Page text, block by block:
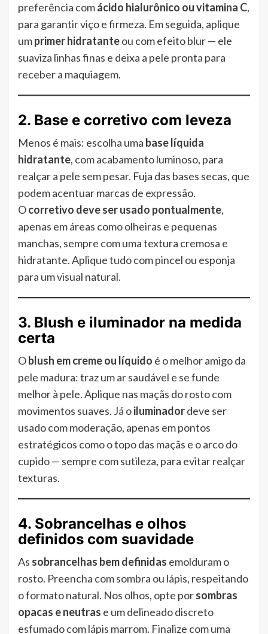
preferência comácido hialurônico ou vitamina C,
para garantir viço e firmeza. Em seguida, aplique
umprimer hidratanteou com efeito blur — ele
suaviza linhas finas e deixa a pele pronta para
receber a maquiagem.
2. Base e corretivo com leveza
Menos é mais: escolha uma base líquida
hidratante, com acabamento luminoso, para
realçar a pele sem pesar. Fuja das bases secas, que
podem acentuar marcas de expressão.
Ocorretivo deve ser usado pontualmente,
apenas em áreas como olheiras e pequenas
manchas, sempre com uma textura cremosa e
hidratante. Aplique tudo com pincel ou esponja
para um visual natural.
3. Blush e iluminador na medida
certa
Oblush em creme ou líquido é o melhor amigo da
pele madura: traz um ar saudável e se funde
melhor à pele. Aplique nas maçãs do rosto com
movimentos suaves. Já oiluminadordeve ser
usado com moderação, apenas em pontos
estratégicos como o topo das maçãs e o arco do
cupido — sempre com sutileza, para evitar realçar
texturas.
4. Sobrancelhas e olhos
definidos com suavidade
As sobrancelhas bem definidas emolduram o
rosto. Preencha com sombra ou lápis, respeitando
o formato natural. Nos olhos, opte porsombras
opacas e neutras e um delineado discreto
esfumado com lápis marrom. Finalize com uma